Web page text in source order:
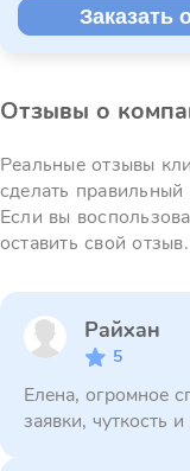
Заказать
Отзывы о
Реальные отзывы
сделать
Если вы
оставить свой отзыв.
Райхан
5
Елена, огромное
заявки, чуткость